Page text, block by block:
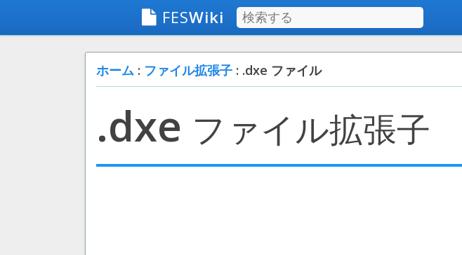
FESWiki
ホーム : ファイル拡張子 : .dxe ファイル
.dxe ファイル拡張子